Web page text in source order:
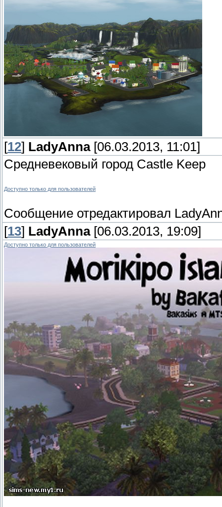
[12] LadyAnna[06.03.2013, 11:01]
Средневековый город Castle Keep
Доступно только для пользователей
Сообщение отредактировал
[13] LadyAnna[06.03.2013, 19:09]
Доступно только для пользователей